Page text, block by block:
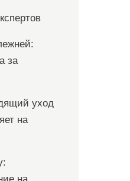
за
уход
на